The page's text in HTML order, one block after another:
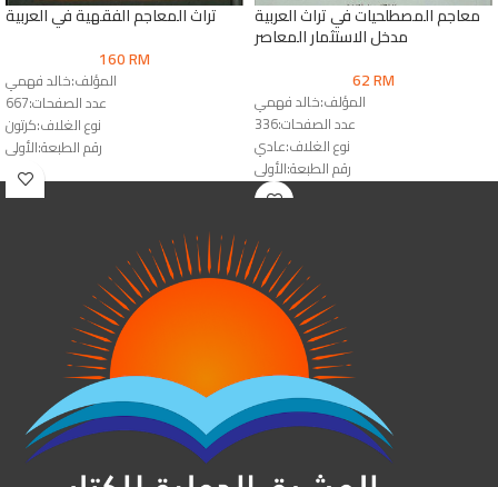
تراث المعاجم الفقهية في العربية
160RM
المؤلف:خالد فهمي
عدد الصفحات:667
نوع الغلاف:كرتون
رقم الطبعة:الأولى
الناشر:دار المقاصد
معاجم المصطلحيات في تراث العربية
مدخل الاستثمار المعاصر
62RM
المؤلف:خالد فهمي
عدد الصفحات:336
نوع الغلاف:عادي
رقم الطبعة:الأولى
الناشر:دار النشر للجامعات & دار الوفاء